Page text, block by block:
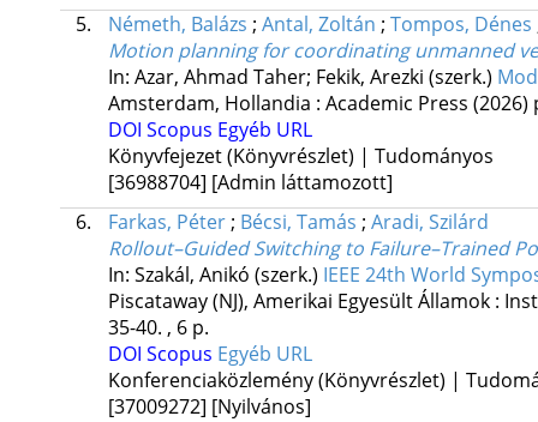
5.
Németh, Balázs ; Antal, Zoltán ; Tompos, Dénes
Motion planning for coordinating unmanned
In: Azar, Ahmad Taher; Fekik, Arezki (szerk.)
Amsterdam, Hollandia : Academic Press (2026)
DOI Scopus Egyéb URL
Könyvfejezet (Könyvrészlet) | Tudományos
[36988704] [Admin láttamozott]
6.
Farkas, Péter; Bécsi, Tamás ; Aradi, Szilárd
Rollout–Guided Switching to Failure–Trained
In: Szakál, Anikó (szerk.) IEEE 24th World
Piscataway (NJ), Amerikai Egyesült Államok :
35-40. , 6 p.
DOI Scopus Egyéb URL
Konferenciaközlemény (Könyvrészlet) |
[37009272] [Nyilvános]